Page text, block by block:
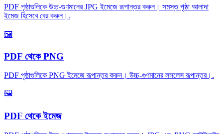
PDF পৃষ্ঠাগুলিকে উচ্চ-গুণমানের JPG ইমেজে রূপান্তর করুন। সমস্ত পৃষ্ঠা আলাদা
ইমেজ হিসেবে বের করুন। .
🖼️
PDF থেকে PNG
PDF পৃষ্ঠাগুলিকে PNG ইমেজে রূপান্তর করুন। উচ্চ-গুণমানের লসলেস রূপান্তর। .
🖼️
PDF থেকে ইমেজ